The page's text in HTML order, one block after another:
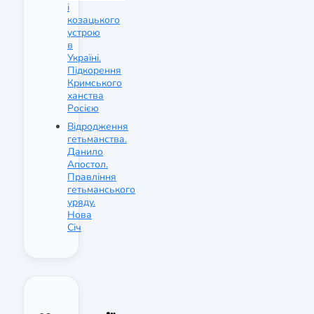
і
козацького
устрою
в
Україні.
Підкорення
Кримського
ханства
Росією
Відродження
гетьманства.
Данило
Апостол.
Правління
гетьманського
уряду.
Нова
Січ